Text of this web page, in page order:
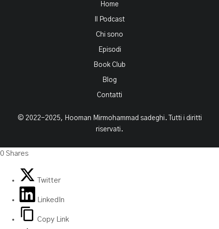
© 2022-2025, Hooman Mirmohammad sadeghi. Tutti i diritti
riservati.
Home
Il Podcast
Chi sono
Episodi
Book Club
Blog
Contatti
0 Shares
Twitter
LinkedIn
Copy Link